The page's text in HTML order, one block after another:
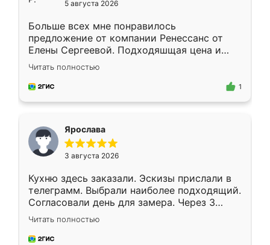
5 августа 2026
Больше всех мне понравилось
предложение от компании Ренессанс от
Елены Сергеевой. Подходяшщая цена и
короткие сроки изготовления. Приехавший
для замера сотрудник Владислав
предложил по моему эскизу самый
Читать полностью
1
Ярослава
3 августа 2026
Кухню здесь заказали. Эскизы прислали в
телеграмм. Выбрали наиболее подходящий.
Согласовали день для замера. Через 3
недели кухня была уже готова. Остались
довольны работой. Спасибо Ренессанс
мебель за качественную работу!
Читать полностью